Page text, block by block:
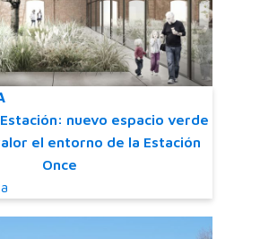
nuevo espacio verde
el entorno de la Estación
Once